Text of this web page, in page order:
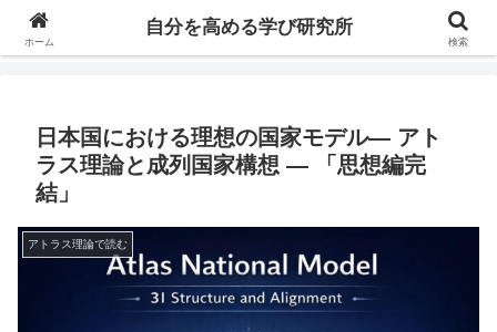
自分の価値を高めるための学びについて研究し、セミナーや情報（ブログ、動
日本国における理想の国家モデル― アト
ラス理論と成列国家構想 ― 「思想編完
結」
アトラス理論で読む
ホーム
自分を高める学び研究所
検索